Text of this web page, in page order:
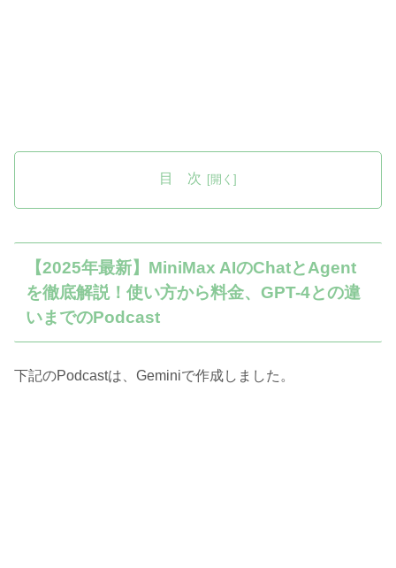
目 次
【2025年最新】MiniMax AIのChatとAgent
を徹底解説！使い方から料金、GPT-4との違
いまでのPodcast
下記のPodcastは、Geminiで作成しました。